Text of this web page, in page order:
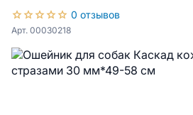
0 отзывов
Арт. 00030218